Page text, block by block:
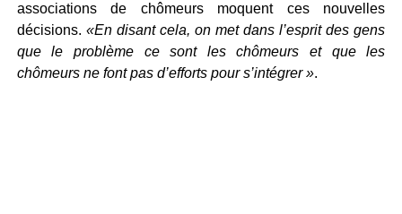
associations de chômeurs moquent ces nouvelles
décisions. «En disant cela, on met dans l’esprit des gens
que le problème ce sont les chômeurs et que les
chômeurs ne font pas d’efforts pour s’intégrer ».